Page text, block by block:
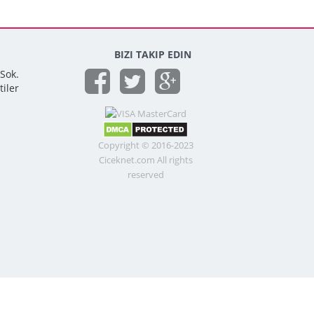
BIZI TAKIP EDIN
Copyright © 2016-2023
Ciceknet.com All rights
reserved